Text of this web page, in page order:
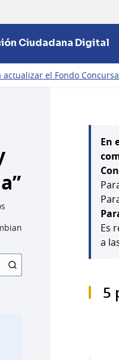
Ciudadana Digital
el Fondo
En
Es
a
5